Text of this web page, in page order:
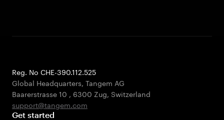
Reg. No CHE-390.112.525
Global Headquarters, Tangem AG
Baarerstrasse 10 , 6300 Zug, Switzerland
support@tangem.com
Get started